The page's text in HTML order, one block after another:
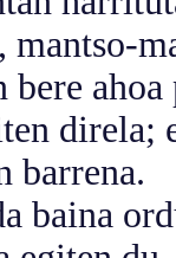
mantso-
bere
direla;
barrena.